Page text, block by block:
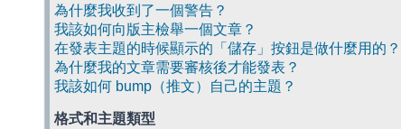
為什麼我收到了一個警告？
我該如何向版主檢舉一個文章？
在發表主題的時候顯示的「儲存」按鈕是做什麼用的？
為什麼我的文章需要審核後才能發表？
我該如何 bump（推文）自己的主題？
格式和主題類型